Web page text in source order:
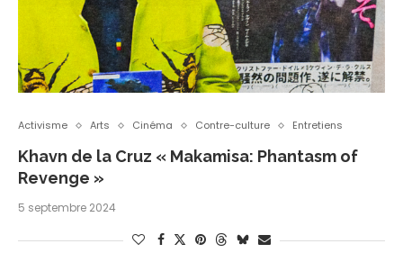
Activisme Arts Cinéma Contre-culture Entretiens
Khavn de la Cruz « Makamisa: Phantasm of
Revenge »
5 septembre 2024